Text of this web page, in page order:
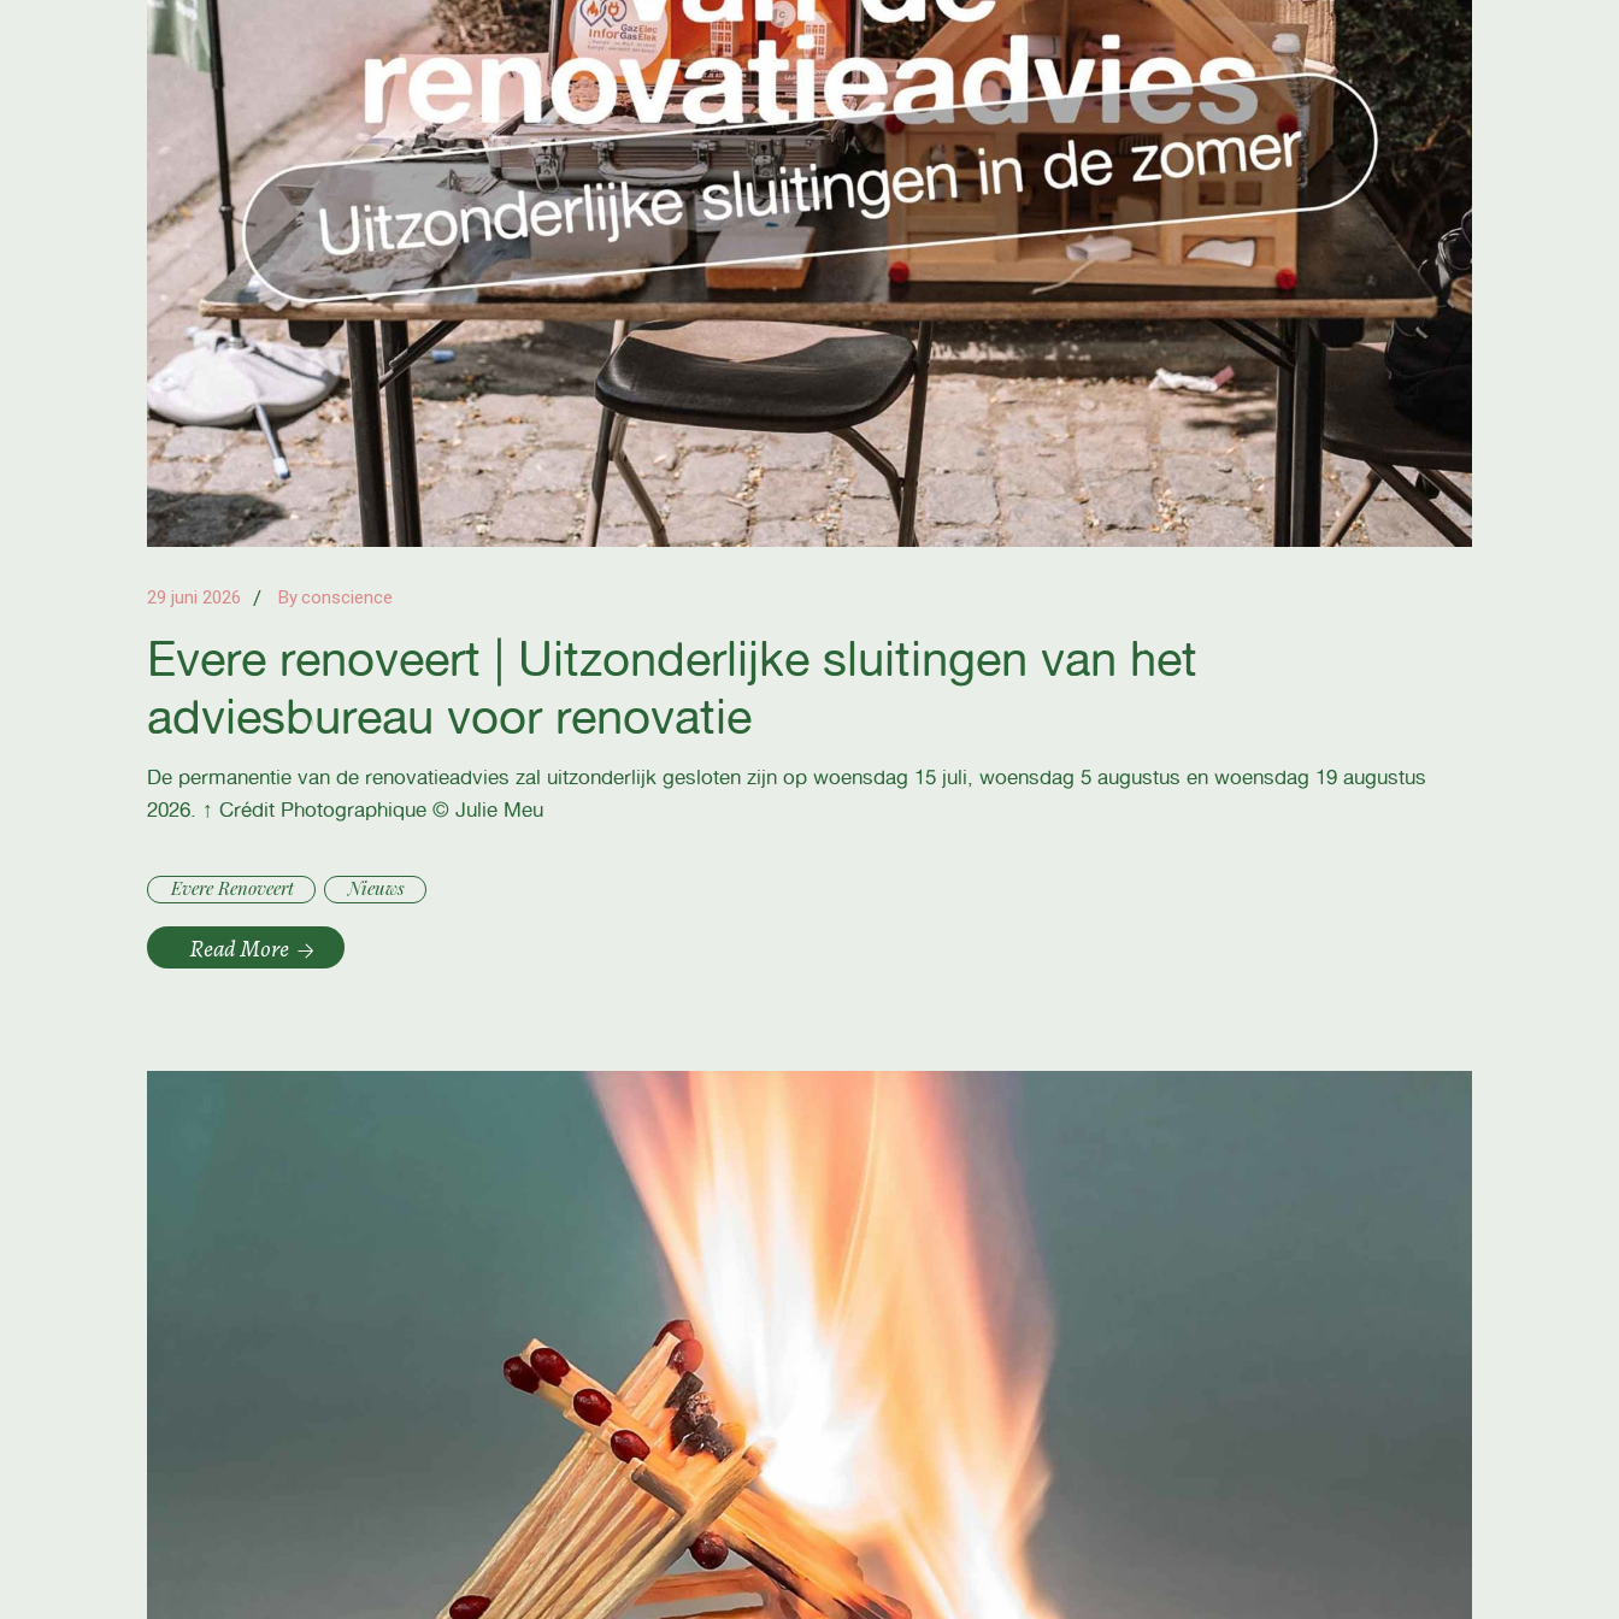
29 juni 2026 By conscience
Evere renoveert | Uitzonderlijke sluitingen van het
adviesbureau voor renovatie
De permanentie van de renovatieadvies zal uitzonderlijk gesloten zijn op woensdag 15 juli, woensdag 5 augustus en woensdag 19 augustus
2026. ↑ Crédit Photographique © Julie Meu
Evere Renoveert Nieuws
Read More